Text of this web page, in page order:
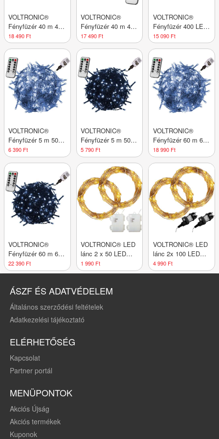
VOLTRONIC®
Fényfüzér 40 m 400
LED meleg fehér
távirányító
18 490 Ft
VOLTRONIC®
Fényfüzér 40 m 400
LED színes vezérlő
17 490 Ft
VOLTRONIC®
Fényfüzér 400 LED
Hideg fehér +
vezérlő
15 090 Ft
VOLTRONIC®
Fényfüzér 5 m 50
LED hideg fehér +
vezérlő
6 390 Ft
VOLTRONIC®
Fényfüzér 5 m 50
LED hideg fehér
vezérlő
5 790 Ft
VOLTRONIC®
Fényfüzér 60 m 600
LED hideg fehér +
vezérlő
18 990 Ft
VOLTRONIC®
Fényfüzér 60 m 600
LED hideg fehér +
vezérlő
22 390 Ft
VOLTRONIC® LED
lánc 2 x 50 LED
meleg fehér
1 990 Ft
VOLTRONIC® LED
lánc 2x 100 LED
Meleg fehér
4 990 Ft
ÁSZF ÉS ADATVÉDELEM
Általános szerződési feltételek
Adatkezelési tájékoztató
ELÉRHETŐSÉG
Kapcsolat
Partner portál
MENÜPONTOK
Akciós Újság
Akciós termékek
Kuponok